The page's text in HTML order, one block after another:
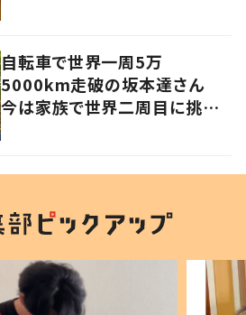
自転車で世界一周5万
5000km走破の坂本達さん
今は家族で世界二周目に挑戦